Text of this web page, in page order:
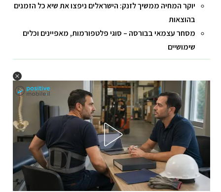
יוקר המחיה ממשיך לזנק: הישראלים ניפצו את שיא כל הזמנים
בהוצאות
מסחר עצמאי בבורסה – סוגי פלטפורמות, מאפיינים וכלים
שימושיים